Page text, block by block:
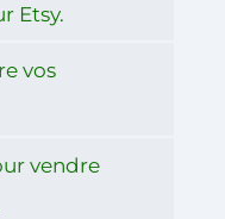
Etsy.
vos
vendre